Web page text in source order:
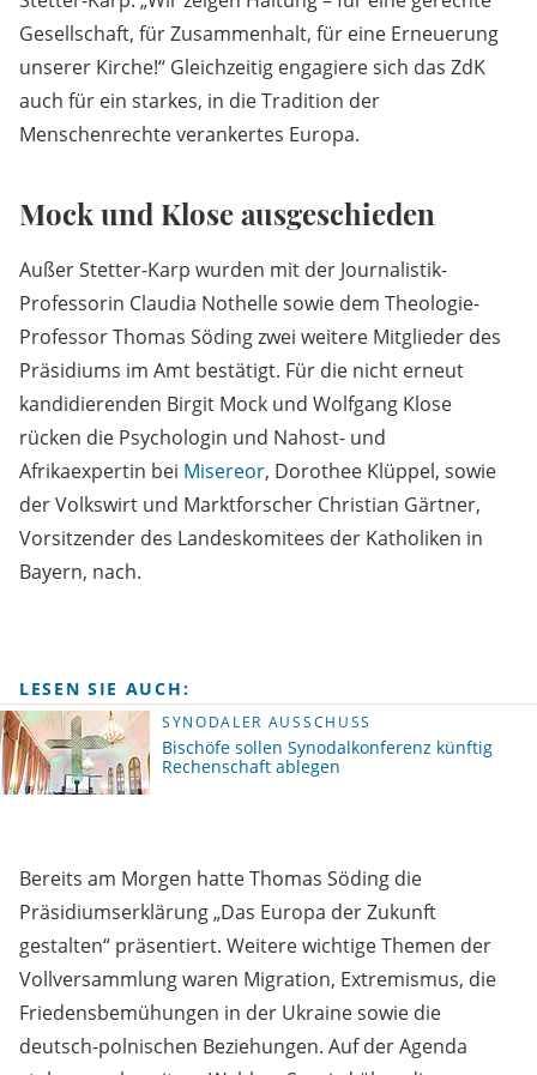
Gesellschaft, für Zusammenhalt, für eine Erneuerung
unserer Kirche!“ Gleichzeitig engagiere sich das ZdK
auch für ein starkes, in die Tradition der
Menschenrechte verankertes Europa.
Mock und Klose ausgeschieden
Außer Stetter-Karp wurden mit der Journalistik-
Professorin Claudia Nothelle sowie dem Theologie-
Professor Thomas Söding zwei weitere Mitglieder des
Präsidiums im Amt bestätigt. Für die nicht erneut
kandidierenden Birgit Mock und Wolfgang Klose
rücken die Psychologin und Nahost- und
Afrikaexpertin bei Misereor, Dorothee Klüppel, sowie
der Volkswirt und Marktforscher Christian Gärtner,
Vorsitzender des Landeskomitees der Katholiken in
Bayern, nach.
LESEN SIE AUCH:
SYNODALER AUSSCHUSS
Bischöfe sollen Synodalkonferenz künftig
Rechenschaft ablegen
Bereits am Morgen hatte Thomas Söding die
Präsidiumserklärung „Das Europa der Zukunft
gestalten“ präsentiert. Weitere wichtige Themen der
Vollversammlung waren Migration, Extremismus, die
Friedensbemühungen in der Ukraine sowie die
deutsch-polnischen Beziehungen. Auf der Agenda